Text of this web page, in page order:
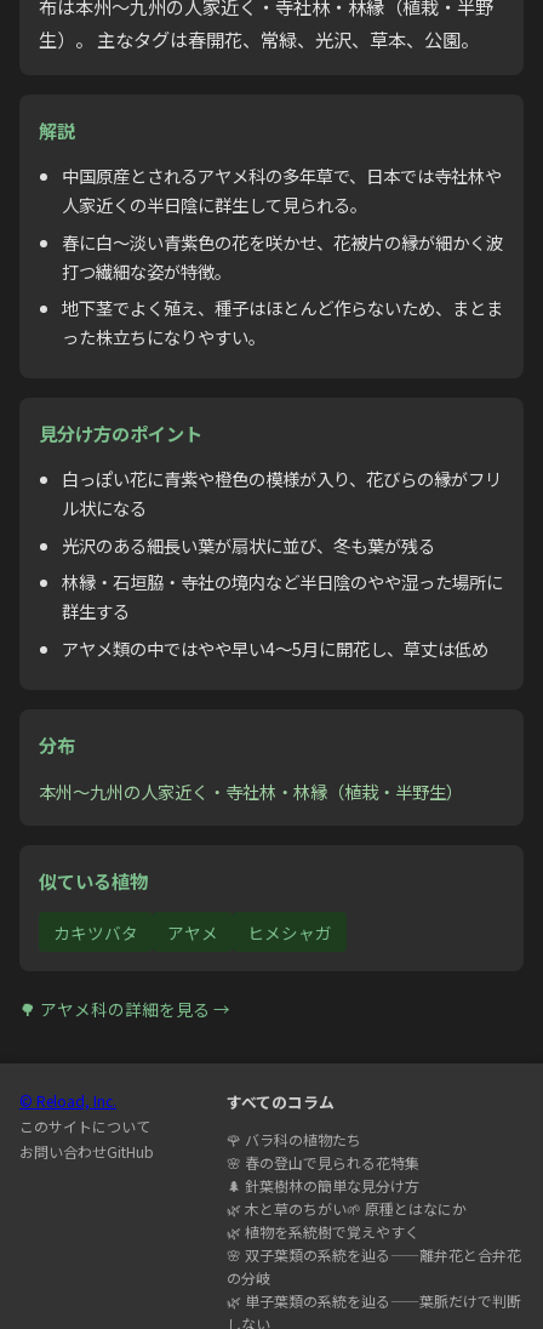
布は本州〜九州の人家近く・寺社林・林縁（植栽・半野
生）。 主なタグは春開花、常緑、光沢、草本、公園。
解説
中国原産とされるアヤメ科の多年草で、日本では寺社林や
人家近くの半日陰に群生して見られる。
春に白〜淡い青紫色の花を咲かせ、花被片の縁が細かく波
打つ繊細な姿が特徴。
地下茎でよく殖え、種子はほとんど作らないため、まとま
った株立ちになりやすい。
見分け方のポイント
白っぽい花に青紫や橙色の模様が入り、花びらの縁がフリ
ル状になる
光沢のある細長い葉が扇状に並び、冬も葉が残る
林縁・石垣脇・寺社の境内など半日陰のやや湿った場所に
群生する
アヤメ類の中ではやや早い4〜5月に開花し、草丈は低め
分布
本州〜九州の人家近く・寺社林・林縁（植栽・半野生）
似ている植物
カキツバタ アヤメ ヒメシャガ
🌳 アヤメ科の詳細を見る →
© Reload, Inc.
このサイトについて
お問い合わせGitHub
すべてのコラム
🌹 バラ科の植物たち
🌸 春の登山で見られる花特集
🌲 針葉樹林の簡単な見分け方
🌿 木と草のちがい🌱 原種とはなにか
🌿 植物を系統樹で覚えやすく
🌸 双子葉類の系統を辿る——離弁花と合弁花
の分岐
🌿 単子葉類の系統を辿る——葉脈だけで判断
しない